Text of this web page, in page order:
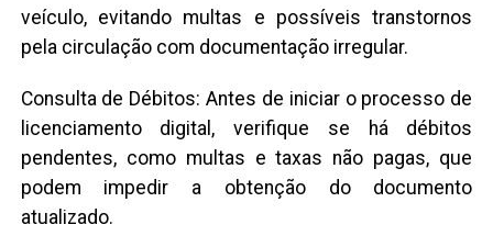
veículo, evitando multas e possíveis transtornos
pela circulação com documentação irregular.
Consulta de Débitos: Antes de iniciar o processo de
licenciamento digital, verifique se há débitos
pendentes, como multas e taxas não pagas, que
podem impedir a obtenção do documento
atualizado.